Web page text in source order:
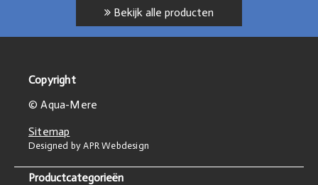
Bekijk alle producten
Copyright
© Aqua-Mere
Sitemap
Designed by APR Webdesign
Productcategorieën